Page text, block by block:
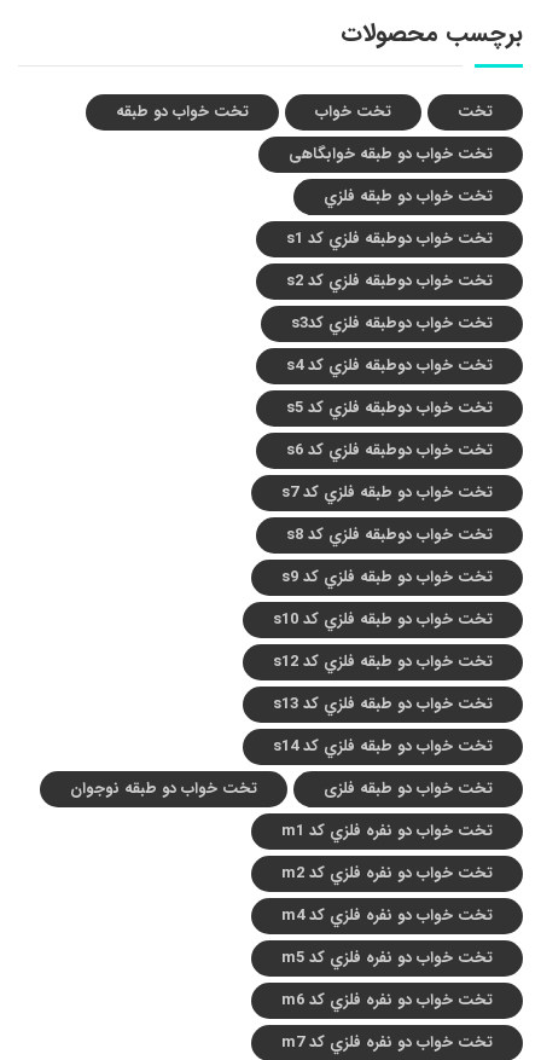
برچسب محصولات
تخت تخت خواب
تخت خواب دو طبقه
تخت خواب دو طبقه خوابگاهی
تخت خواب دو طبقه فلزي
تخت خواب دوطبقه فلزي کد s1
تخت خواب دوطبقه فلزي کد s2
تخت خواب دوطبقه فلزي کدs3
تخت خواب دوطبقه فلزي کد s4
تخت خواب دوطبقه فلزي کد s5
تخت خواب دوطبقه فلزي کد s6
تخت خواب دو طبقه فلزي کد s7
تخت خواب دوطبقه فلزي کد s8
تخت خواب دو طبقه فلزي کد s9
تخت خواب دو طبقه فلزي کد s10
تخت خواب دو طبقه فلزي کد s12
تخت خواب دو طبقه فلزي کد s13
تخت خواب دو طبقه فلزي کد s14
تخت خواب دو طبقه فلزی
تخت خواب دو طبقه نوجوان
تخت خواب دو نفره فلزي کد m1
تخت خواب دو نفره فلزي کد m2
تخت خواب دو نفره فلزي کد m4
تخت خواب دو نفره فلزي کد m5
تخت خواب دو نفره فلزي کد m6
تخت خواب دو نفره فلزي کد m7